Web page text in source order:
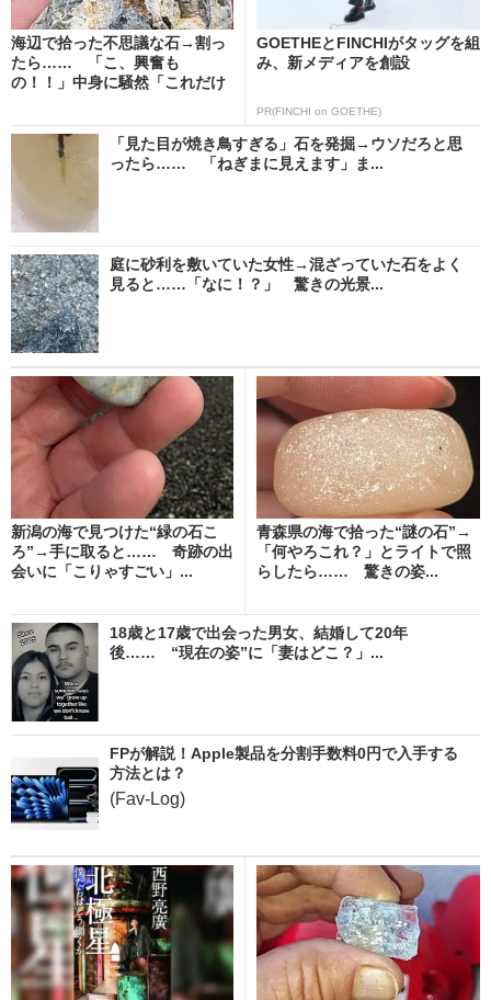
海辺で拾った不思議な石→割っ
たら…… 「こ、興奮も
の！！」中身に騒然「これだけ
GOETHEとFINCHIがタッグを組
み、新メディアを創設
PR(FINCHI on GOETHE)
「見た目が焼き鳥すぎる」石を発掘→ウソだろと思
ったら…… 「ねぎまに見えます」ま...
庭に砂利を敷いていた女性→混ざっていた石をよく
見ると……「なに！？」 驚きの光景...
新潟の海で見つけた“緑の石こ
ろ”→手に取ると…… 奇跡の出
会いに「こりゃすごい」...
青森県の海で拾った“謎の石”→
「何やろこれ？」とライトで照
らしたら…… 驚きの姿...
18歳と17歳で出会った男女、結婚して20年
後…… “現在の姿”に「妻はどこ？」...
FPが解説！Apple製品を分割手数料0円で入手する
方法とは？
(Fav-Log)